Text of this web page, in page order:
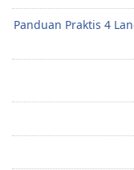
Panduan Praktis 4